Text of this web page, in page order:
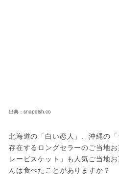
出典：snapdish.co
北海道の「白い恋人」、沖縄の
存在するロングセラーのご当地
レービスケット」も人気ご当地
んは食べたことがありますか？